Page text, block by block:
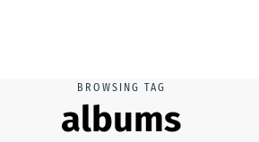
BROWSING TAG
albums